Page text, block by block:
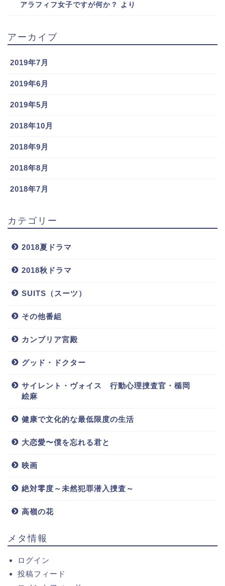
アラフィフ女子ですが何か？
より
アーカイブ
2019年7月
2019年6月
2019年5月
2018年10月
2018年9月
2018年8月
2018年7月
カテゴリー
2018夏ドラマ
2018秋ドラマ
SUITS（スーツ）
その他番組
カンブリア宮殿
グッド・ドクター
サイレント・ヴォイス 行動心理捜査官・楯岡
絵麻
健康で文化的な最低限度の生活
大恋愛〜僕を忘れる君と
映画
絶対零度～未然犯罪潜入捜査～
高嶺の花
メタ情報
ログイン
投稿フィード